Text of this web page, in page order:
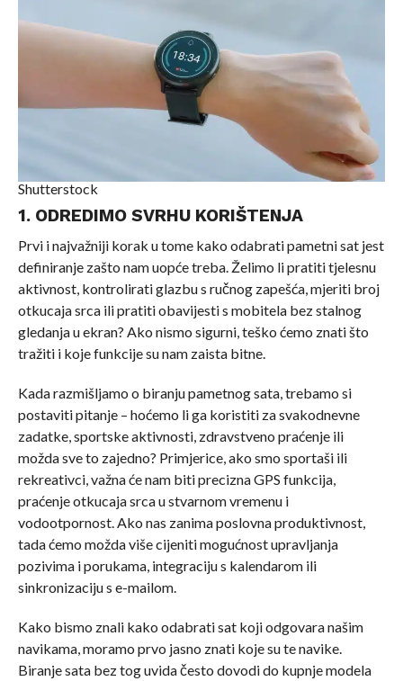
Shutterstock
1. ODREDIMO SVRHU KORIŠTENJA
Prvi i najvažniji korak u tome kako odabrati pametni sat jest
definiranje zašto nam uopće treba. Želimo li pratiti tjelesnu
aktivnost, kontrolirati glazbu s ručnog zapešća, mjeriti broj
otkucaja srca ili pratiti obavijesti s mobitela bez stalnog
gledanja u ekran? Ako nismo sigurni, teško ćemo znati što
tražiti i koje funkcije su nam zaista bitne.
Kada razmišljamo o biranju pametnog sata, trebamo si
postaviti pitanje – hoćemo li ga koristiti za svakodnevne
zadatke, sportske aktivnosti, zdravstveno praćenje ili
možda sve to zajedno? Primjerice, ako smo sportaši ili
rekreativci, važna će nam biti precizna GPS funkcija,
praćenje otkucaja srca u stvarnom vremenu i
vodootpornost. Ako nas zanima poslovna produktivnost,
tada ćemo možda više cijeniti mogućnost upravljanja
pozivima i porukama, integraciju s kalendarom ili
sinkronizaciju s e-mailom.
Kako bismo znali kako odabrati sat koji odgovara našim
navikama, moramo prvo jasno znati koje su te navike.
Biranje sata bez tog uvida često dovodi do kupnje modela